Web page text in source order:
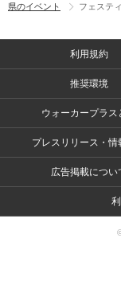
県のイベント
フェステ
利用規約
推奨環境
ウォーカープラス
プレスリリース・情
広告掲載につい